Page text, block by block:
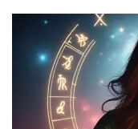
n
n
e
m